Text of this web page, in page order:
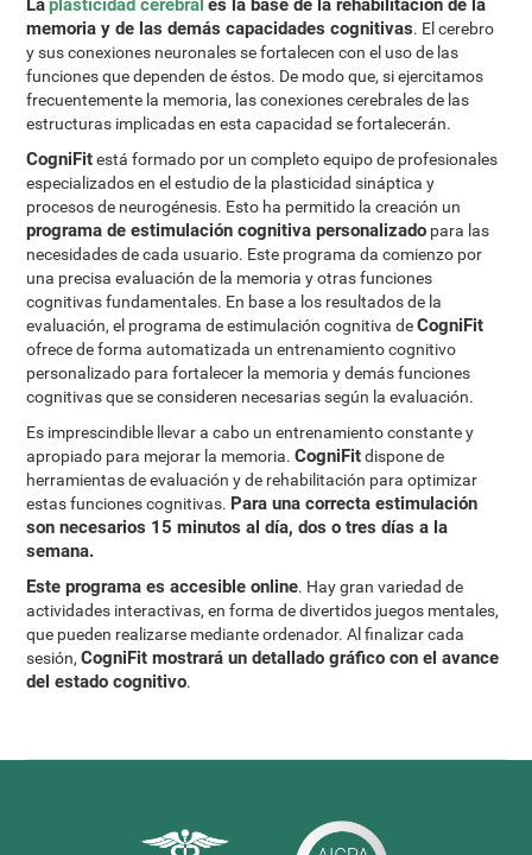
Laplasticidad cerebral es la base de la rehabilitación de la
memoria y de las demás capacidades cognitivas. El cerebro
y sus conexiones neuronales se fortalecen con el uso de las
funciones que dependen de éstos. De modo que, si ejercitamos
frecuentemente la memoria, las conexiones cerebrales de las
estructuras implicadas en esta capacidad se fortalecerán.
CogniFitestá formado por un completo equipo de profesionales
especializados en el estudio de la plasticidad sináptica y
procesos de neurogénesis. Esto ha permitido la creación un
programa de estimulación cognitiva personalizado para las
necesidades de cada usuario. Este programa da comienzo por
una precisa evaluación de la memoria y otras funciones
cognitivas fundamentales. En base a los resultados de la
evaluación, el programa de estimulación cognitiva deCogniFit
ofrece de forma automatizada un entrenamiento cognitivo
personalizado para fortalecer la memoria y demás funciones
cognitivas que se consideren necesarias según la evaluación.
Es imprescindible llevar a cabo un entrenamiento constante y
apropiado para mejorar la memoria.CogniFitdispone de
herramientas de evaluación y de rehabilitación para optimizar
estas funciones cognitivas. Para una correcta estimulación
son necesarios 15 minutos al día, dos o tres días a la
semana.
Este programa es accesible online. Hay gran variedad de
actividades interactivas, en forma de divertidos juegos mentales,
que pueden realizarse mediante ordenador. Al finalizar cada
sesión,CogniFit mostrará un detallado gráfico con el avance
del estado cognitivo.